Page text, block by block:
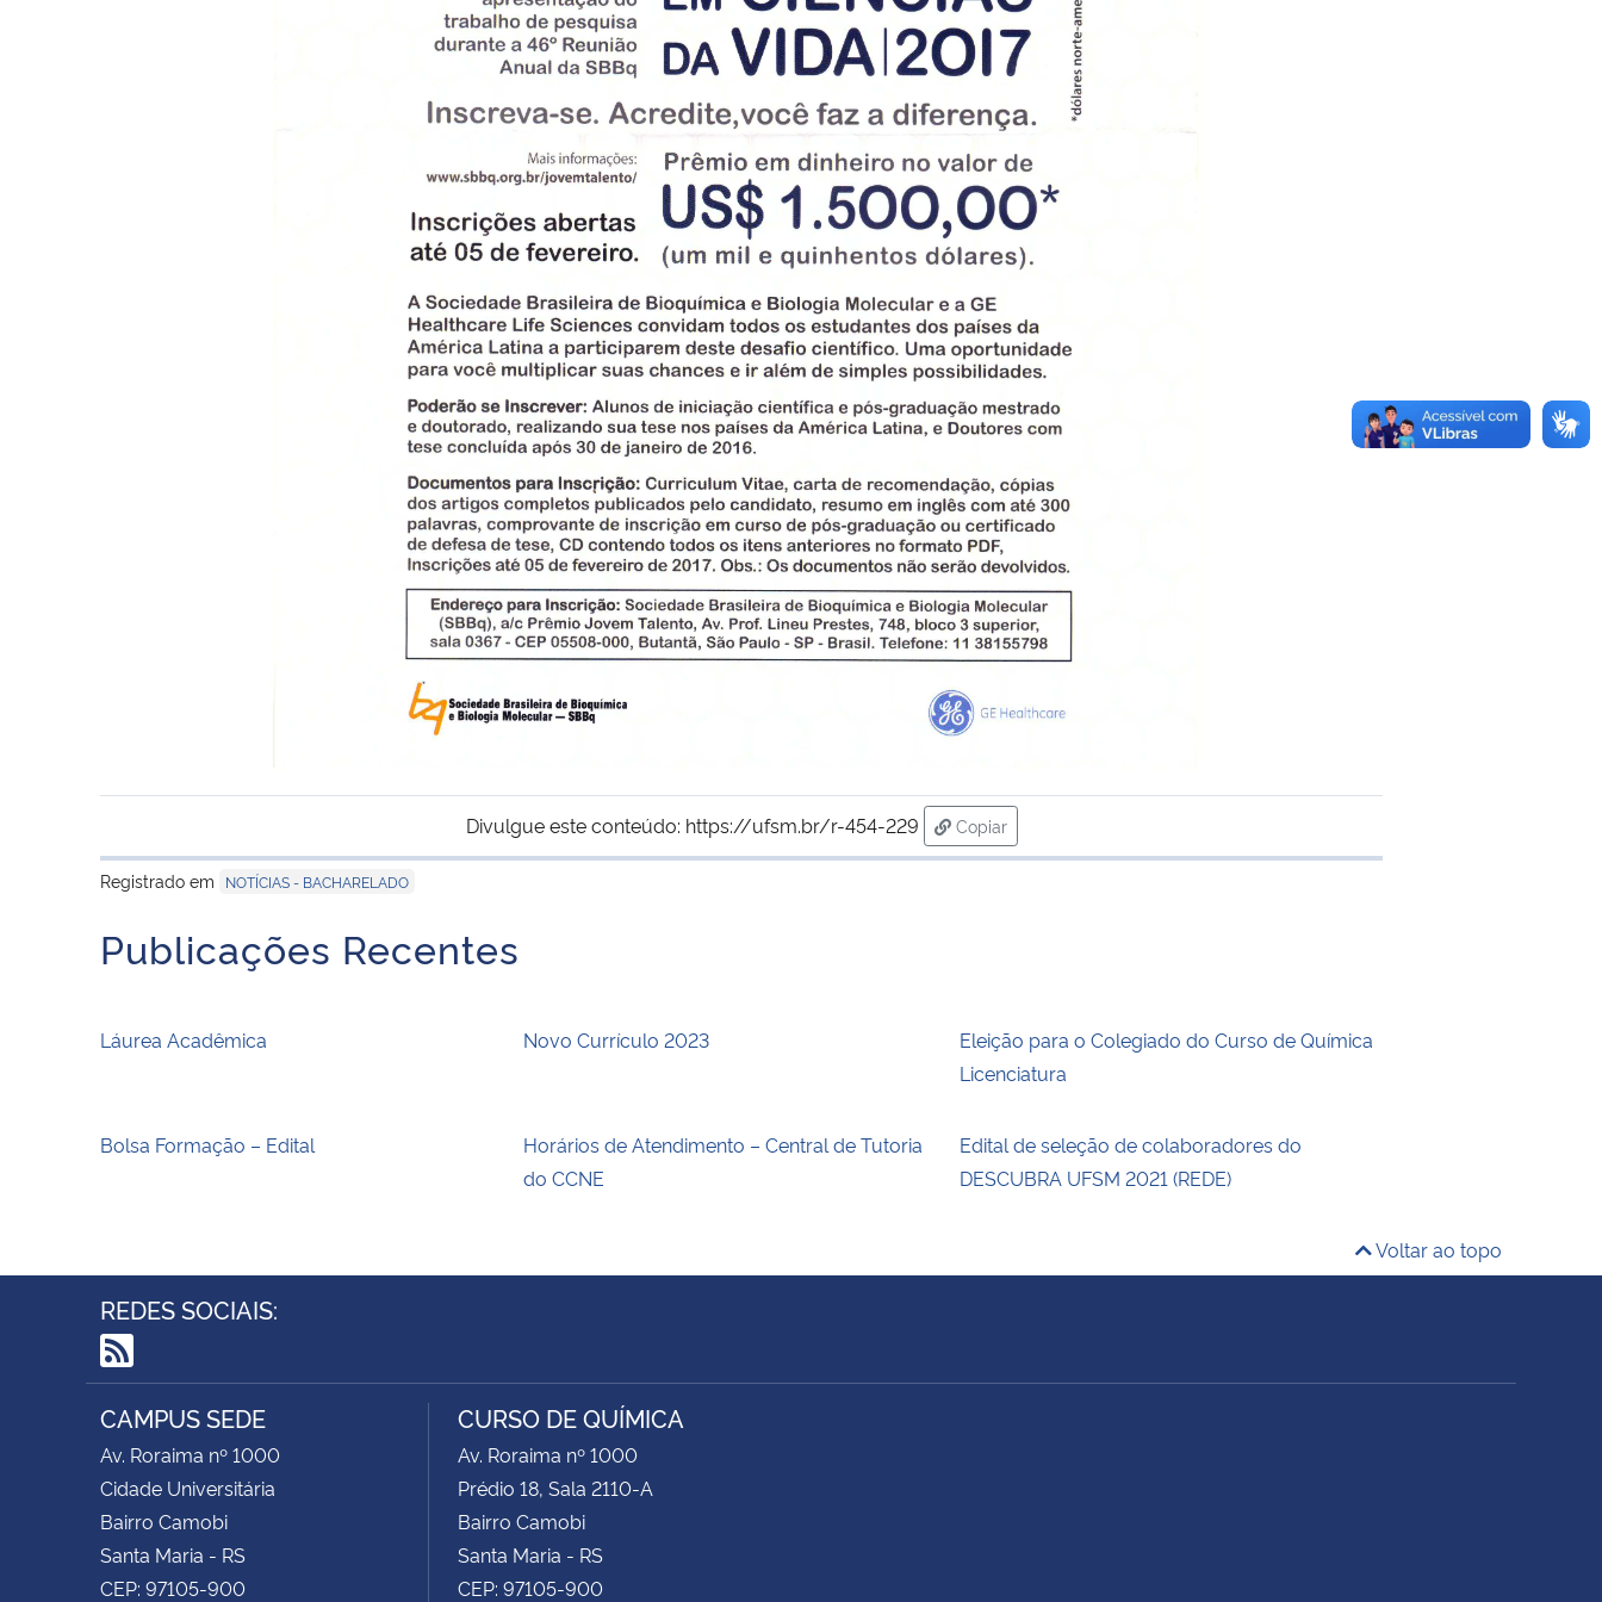
Divulgue este conteúdo: https://ufsm.br/r-454-229
Copiar
para área de transferência
Registrado em
NOTÍCIAS - BACHARELADO
Publicações Recentes
Láurea Acadêmica Novo Currículo 2023
Eleição para o Colegiado do Curso de Química
Licenciatura
Bolsa Formação – Edital
Horários de Atendimento – Central de Tutoria
do CCNE
Edital de seleção de colaboradores do
DESCUBRA UFSM 2021 (REDE)
Voltar ao topo
REDES SOCIAIS:
RSS
CAMPUS SEDE
Av. Roraima nº 1000
Cidade Universitária
Bairro Camobi
Santa Maria - RS
CEP: 97105-900
CURSO DE QUÍMICA
Av. Roraima nº 1000
Prédio 18, Sala 2110-A
Bairro Camobi
Santa Maria - RS
CEP: 97105-900